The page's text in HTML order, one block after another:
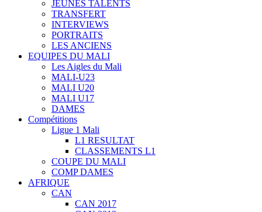
JEUNES TALENTS
TRANSFERT
INTERVIEWS
PORTRAITS
LES ANCIENS
EQUIPES DU MALI
Les Aigles du Mali
MALI-U23
MALI U20
MALI U17
DAMES
Compétitions
Ligue 1 Mali
L1 RESULTAT
CLASSEMENTS L1
COUPE DU MALI
COMP DAMES
AFRIQUE
CAN
CAN 2017